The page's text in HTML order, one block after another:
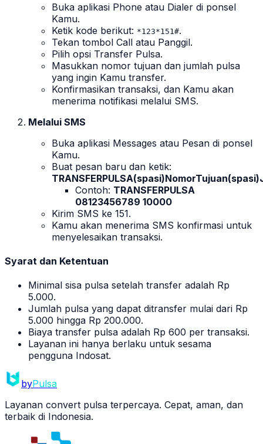
Buka aplikasi Phone atau Dialer di ponsel
Kamu.
Ketik kode berikut: *123*151#.
Tekan tombol Call atau Panggil.
Pilih opsi Transfer Pulsa.
Masukkan nomor tujuan dan jumlah pulsa
yang ingin Kamu transfer.
Konfirmasikan transaksi, dan Kamu akan
menerima notifikasi melalui SMS.
Melalui SMS
Buka aplikasi Messages atau Pesan di ponsel
Kamu.
Buat pesan baru dan ketik:
Contoh: TRANSFERPULSA
08123456789 10000
Kirim SMS ke 151.
Kamu akan menerima SMS konfirmasi untuk
menyelesaikan transaksi.
Syarat dan Ketentuan
Minimal sisa pulsa setelah transfer adalah Rp
5.000.
Jumlah pulsa yang dapat ditransfer mulai dari Rp
5.000 hingga Rp 200.000.
Biaya transfer pulsa adalah Rp 600 per transaksi.
Layanan ini hanya berlaku untuk sesama
pengguna Indosat.
byPulsa
Layanan convert pulsa terpercaya. Cepat, aman, dan
terbaik di Indonesia.